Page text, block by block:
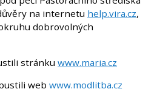
na internetu help.vira.cz,
dobrovolných
stránku www.maria.cz
web www.modlitba.cz